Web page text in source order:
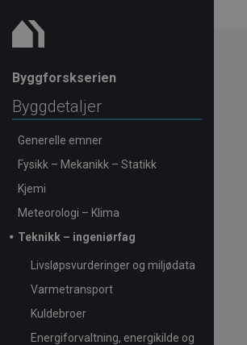
Byggforskserien
Byggdetaljer
Generelle emner
Fysikk – Mekanikk – Statikk
Kjemi
Meteorologi – Klima
Teknikk – ingeniørfag
Livsløpsvurderinger og miljødata
Varmetransport
Kuldebroer
Energiforvaltning, energikilde og